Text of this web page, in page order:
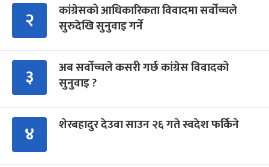
२
कांग्रेसको आधिकारिकता विवादमा सर्वोच्चले
सुरुदेखि सुनुवाइ गर्ने
३
अब सर्वोच्चले कसरी गर्छ कांग्रेस विवादको
सुनुवाइ ?
४ शेरबहादुर देउवा साउन २६ गते स्वदेश फर्किने